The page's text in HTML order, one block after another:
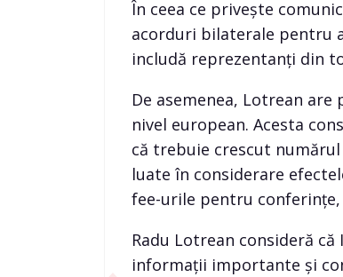
În ceea ce privește
acorduri bilaterale pentru
includă reprezentanți din
De asemenea, Lotrean
nivel european. Acesta
că trebuie crescut
luate în considerare
fee-urile pentru
Radu Lotrean consideră
informații importante și